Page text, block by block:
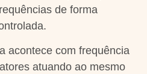
de forma
acontece com frequência
atuando ao mesmo